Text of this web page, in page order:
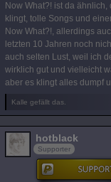
Now What?! ist da
klingt, tolle Songs und
Now What?!, allerdings
letzten 10 Jahren noch
auch selten Lust, weil ich
wirklich gut und vielleicht
aber es klingt alles dumpf
Kalle gefällt das.
hotblack
Supporter